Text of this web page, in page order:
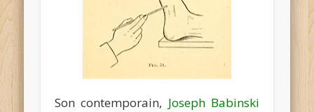
Son contemporain, Joseph Babinski